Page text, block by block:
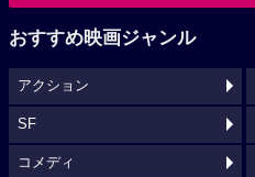
おすすめ映画ジャンル
アクション
SF
コメディ